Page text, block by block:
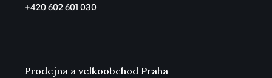
+420 602 601 030
Prodejna a velkoobchod Praha